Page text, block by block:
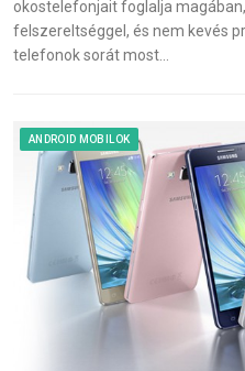
okostelefonjait foglalja
felszereltséggel, és nem kevés
telefonok sorát most…
ANDROID MOBILOK